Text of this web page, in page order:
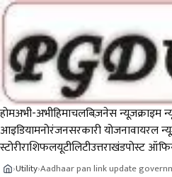
होमअभी-अभीहिमाचलबिज़नेस न्यूज़क्राइम
आइडियामनोरंजनसरकारी योजनावायरल
स्टोरीराशिफलयूटीलिटीउत्तराखंडपोस्ट
›Utility›Aadhaar pan link update